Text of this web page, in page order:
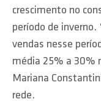
crescimento no
período de
vendas nesse
média 25% a 30%
Mariana
rede.